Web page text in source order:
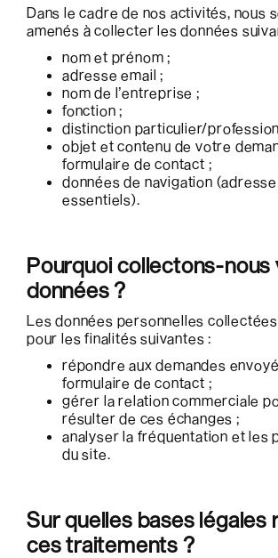
Dans le cadre de nos activités, nous
amenés à collecter les données
nom et prénom ;
adresse email ;
nom de l’entreprise ;
fonction ;
distinction particulier/
objet et contenu de votre
formulaire de contact ;
données de navigation
essentiels).
Pourquoi collectons-nous
données ?
Les données personnelles
pour les finalités suivantes :
répondre aux demandes
formulaire de contact ;
gérer la relation commerciale
résulter de ces échanges ;
analyser la fréquentation et les
du site.
Sur quelles bases légales
ces traitements ?